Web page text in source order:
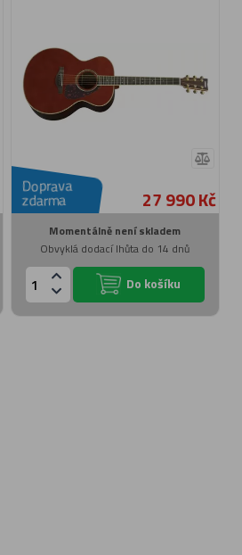
Doprava
zdarma 27 990 Kč
Momentálně není skladem
Obvyklá dodací lhůta do 14 dnů
Do košíku